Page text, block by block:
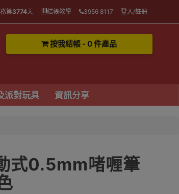
第3774天 結帳教學 3956 8117 登入/註冊
按我結帳 - 0 件產品
派對玩具 資訊分享
式0.5mm啫喱筆